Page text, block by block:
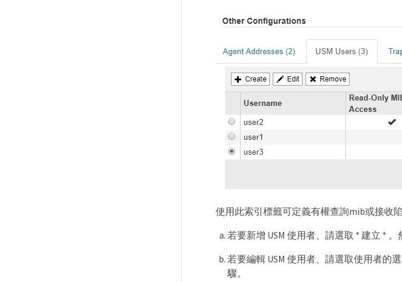
使用此索引標籤可定義有權查詢mib或接收陷
若要新增 USM 使用者、請選取 * 建立 *
若要編輯 USM 使用者、請選取使用者的
驟。